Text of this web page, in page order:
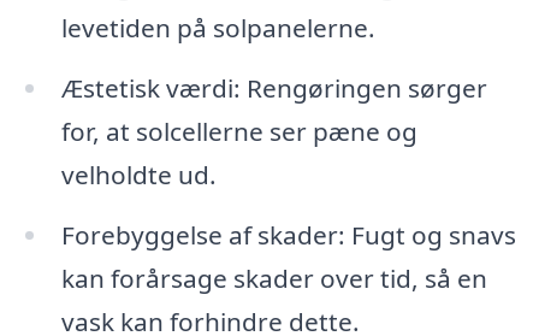
levetiden på solpanelerne.
Æstetisk værdi: Rengøringen sørger
for, at solcellerne ser pæne og
velholdte ud.
Forebyggelse af skader: Fugt og snavs
kan forårsage skader over tid, så en
vask kan forhindre dette.